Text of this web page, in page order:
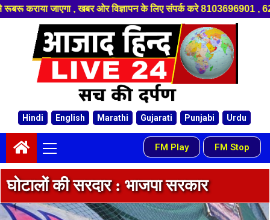
करे 8103696901 , 6266418989 , 6266256782 ,
Hindi English Marathi Gujarati Punjabi Urdu
FM Play - FM Stop
घोटालों की सरदार : भाजपा सरकार